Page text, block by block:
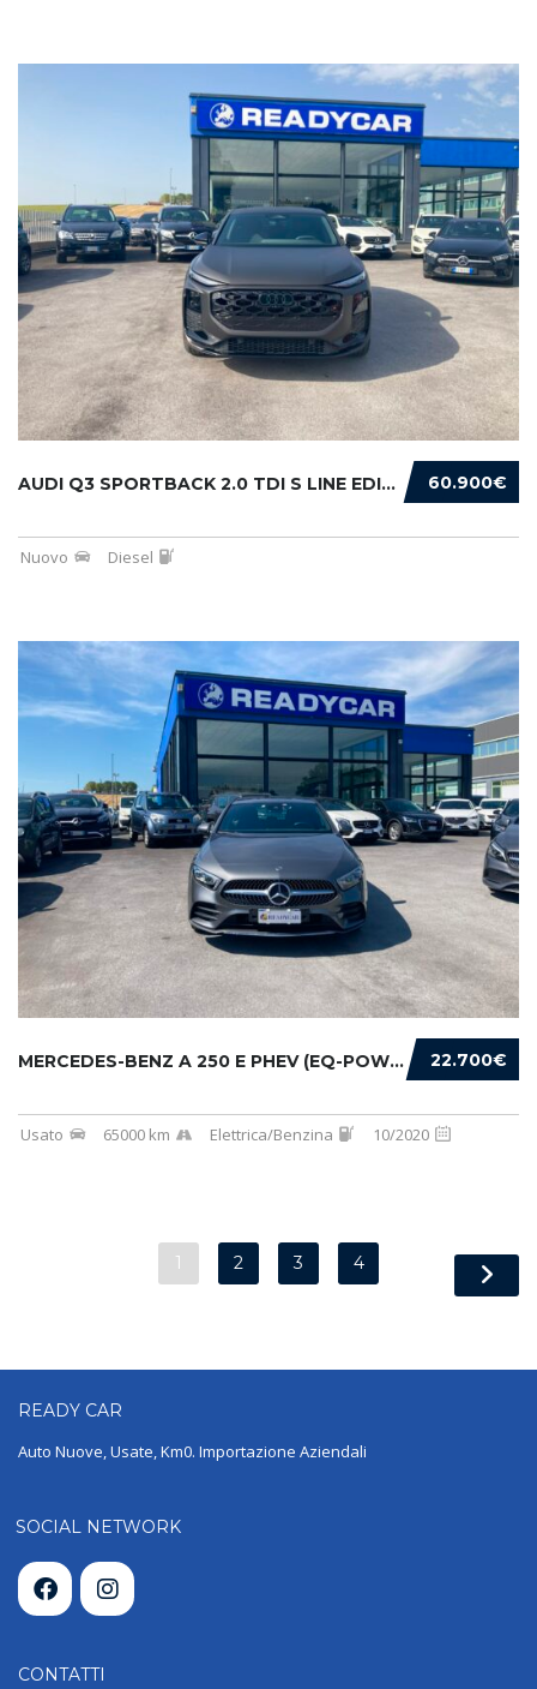
60.900€
AUDI Q3 SPORTBACK 2.0 TDI S LINE EDITION 150...
Nuovo Diesel
22.700€
MERCEDES-BENZ A 250 E PHEV (EQ-POWER) PREMIU...
Usato 65000 km Elettrica/Benzina 10/2020
1 2 3 4
READY CAR
Auto Nuove, Usate, Km0. Importazione Aziendali
SOCIAL NETWORK
CONTATTI